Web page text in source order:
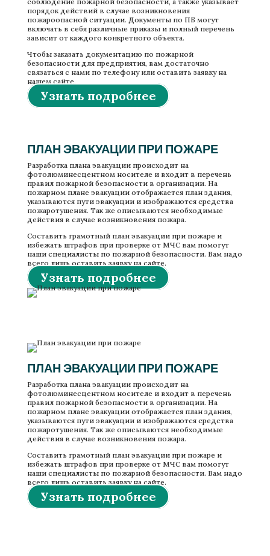
порядок действий в случае возникновения
пожароопасной ситуации. Документы по ПБ могут
включать в себя различные приказы и полный перечень
зависит от каждого конкретного объекта.
Чтобы заказать документацию по пожарной
безопасности для предприятия, вам достаточно
связаться с нами по телефону или оставить заявку на
нашем сайте.
Узнать подробнее
ПЛАН ЭВАКУАЦИИ ПРИ ПОЖАРЕ
Разработка плана эвакуации происходит на
фотолюминесцентном носителе и входит в перечень
правил пожарной безопасности в организации. На
пожарном плане эвакуации отображается план здания,
указываются пути эвакуации и изображаются средства
пожаротушения. Так же описываются необходимые
действия в случае возникновения пожара.
Составить грамотный план эвакуации при пожаре и
избежать штрафов при проверке от МЧС вам помогут
наши специалисты по пожарной безопасности. Вам надо
всего лишь оставить заявку на сайте.
Узнать подробнее
ПЛАН ЭВАКУАЦИИ ПРИ ПОЖАРЕ
Разработка плана эвакуации происходит на
фотолюминесцентном носителе и входит в перечень
правил пожарной безопасности в организации. На
пожарном плане эвакуации отображается план здания,
указываются пути эвакуации и изображаются средства
пожаротушения. Так же описываются необходимые
действия в случае возникновения пожара.
Составить грамотный план эвакуации при пожаре и
избежать штрафов при проверке от МЧС вам помогут
наши специалисты по пожарной безопасности. Вам надо
всего лишь оставить заявку на сайте.
Узнать подробнее